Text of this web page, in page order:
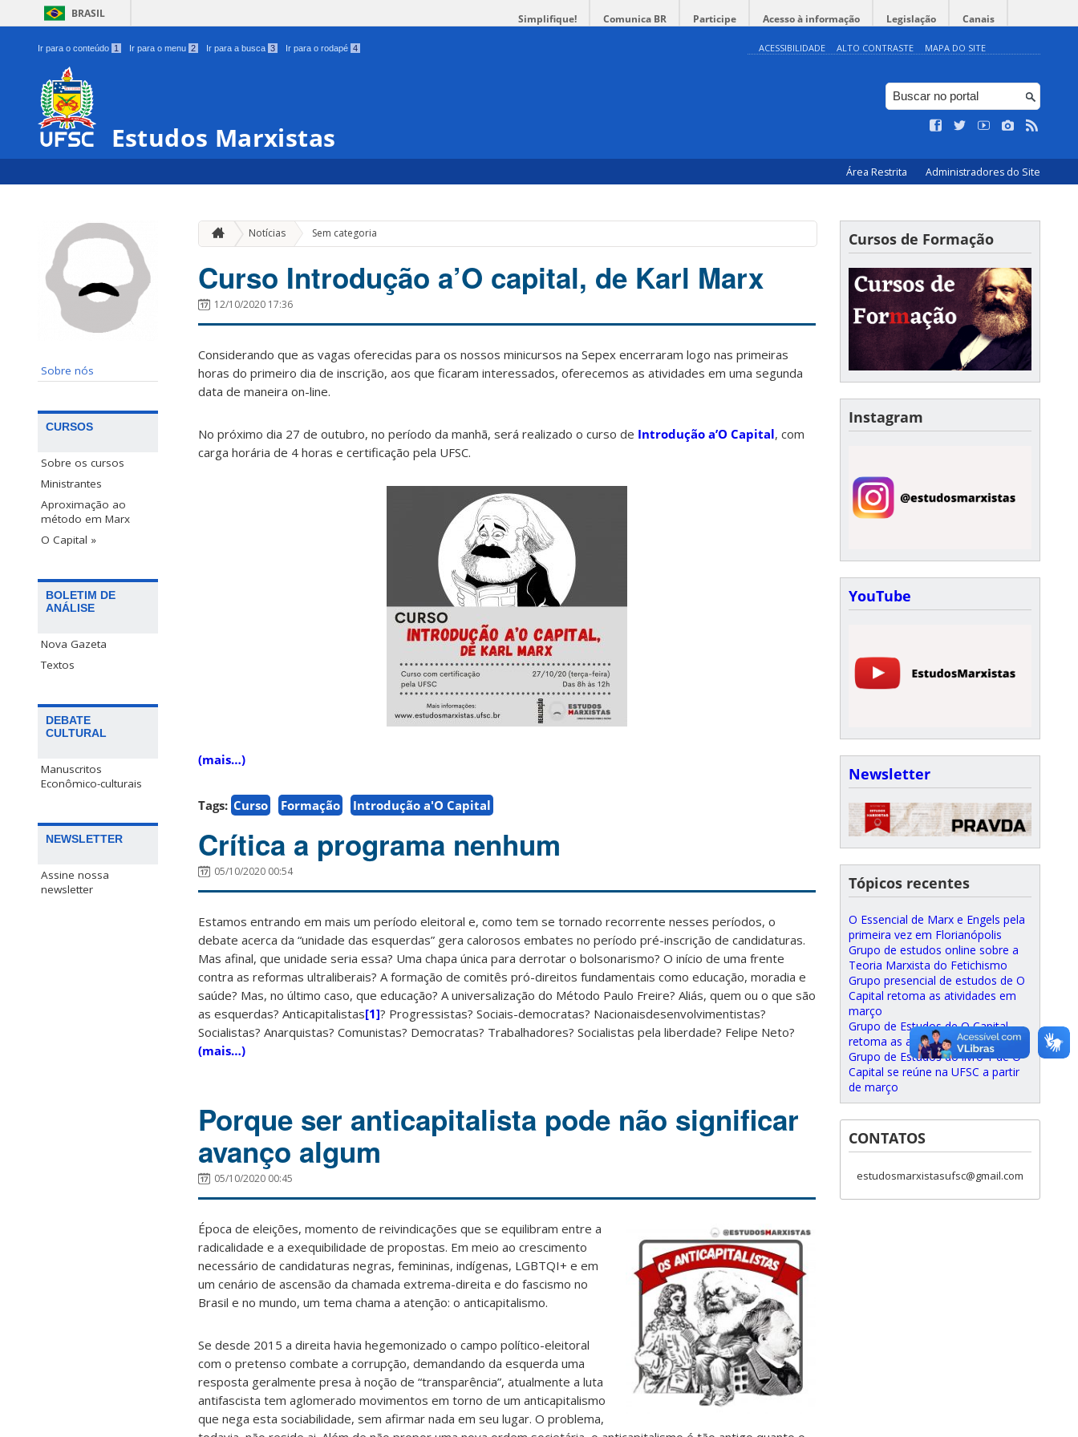
BRASIL Simplifique! Comunica BR Participe Acesso à informação Legislação Canais
Ir para o conteúdo 1 Ir para o menu 2 Ir para a busca 3 Ir para o rodapé 4 ACESSIBILIDADE ALTO CONTRASTE MAPA DO SITE
Estudos Marxistas
Área Restrita Administradores do Site
Sobre nós
CURSOS
Sobre os cursos
Ministrantes
Aproximação ao
método em Marx
O Capital »
BOLETIM DE
ANÁLISE
Nova Gazeta
Textos
DEBATE
CULTURAL
Manuscritos
Econômico-culturais
NEWSLETTER
Assine nossa
newsletter
Notícias Sem categoria
Curso Introdução a’O capital, de Karl Marx
12/10/2020 17:36
Considerando que as vagas oferecidas para os nossos minicursos na Sepex encerraram logo nas primeiras
horas do primeiro dia de inscrição, aos que ficaram interessados, oferecemos as atividades em uma segunda
data de maneira on-line.
No próximo dia 27 de outubro, no período da manhã, será realizado o curso de Introdução a’O Capital, com
carga horária de 4 horas e certificação pela UFSC.
(mais…)
Tags: Curso Formação Introdução a'O Capital
Crítica a programa nenhum
05/10/2020 00:54
Estamos entrando em mais um período eleitoral e, como tem se tornado recorrente nesses períodos, o
debate acerca da “unidade das esquerdas” gera calorosos embates no período pré-inscrição de candidaturas.
Mas afinal, que unidade seria essa? Uma chapa única para derrotar o bolsonarismo? O início de uma frente
contra as reformas ultraliberais? A formação de comitês pró-direitos fundamentais como educação, moradia e
saúde? Mas, no último caso, que educação? A universalização do Método Paulo Freire? Aliás, quem ou o que são
as esquerdas? Anticapitalistas[1]? Progressistas? Sociais-democratas? Nacionaisdesenvolvimentistas?
Socialistas? Anarquistas? Comunistas? Democratas? Trabalhadores? Socialistas pela liberdade? Felipe Neto?
(mais…)
Porque ser anticapitalista pode não significar
avanço algum
05/10/2020 00:45
Época de eleições, momento de reivindicações que se equilibram entre a
radicalidade e a exequibilidade de propostas. Em meio ao crescimento
necessário de candidaturas negras, femininas, indígenas, LGBTQI+ e em
um cenário de ascensão da chamada extrema-direita e do fascismo no
Brasil e no mundo, um tema chama a atenção: o anticapitalismo.
Se desde 2015 a direita havia hegemonizado o campo político-eleitoral
com o pretenso combate a corrupção, demandando da esquerda uma
resposta geralmente presa à noção de “transparência”, atualmente a luta
antifascista tem aglomerado movimentos em torno de um anticapitalismo
que nega esta sociabilidade, sem afirmar nada em seu lugar. O problema,
Cursos de Formação
Instagram
YouTube
Newsletter
Tópicos recentes
O Essencial de Marx e Engels pela
primeira vez em Florianópolis
Grupo de estudos online sobre a
Teoria Marxista do Fetichismo
Grupo presencial de estudos de O
Capital retoma as atividades em
março
Grupo de Estudos de O Capital
retoma as atividades em agosto
Grupo de Estudos do livro 1 de O
Capital se reúne na UFSC a partir
de março
CONTATOS
estudosmarxistasufsc@gmail.com